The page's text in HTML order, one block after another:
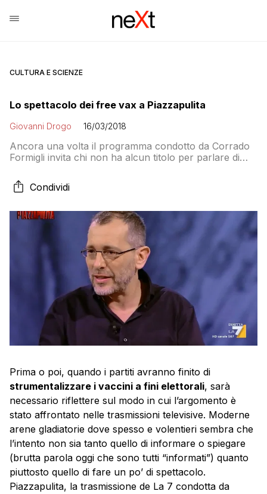
CULTURA E SCIENZE
Lo spettacolo dei free vax a Piazzapulita
Giovanni Drogo 16/03/2018
Ancora una volta il programma condotto da Corrado
Formigli invita chi non ha alcun titolo per parlare di
una mamma informata valga tanto quanto quella di un
epidemiologo come Pier Luigi Lopalco
Condividi
Prima o poi, quando i partiti avranno finito di
strumentalizzare i vaccini a fini elettorali, sarà
necessario riflettere sul modo in cui l’argomento è
stato affrontato nelle trasmissioni televisive. Moderne
arene gladiatorie dove spesso e volentieri sembra che
l’intento non sia tanto quello di informare o spiegare
(brutta parola oggi che sono tutti “informati”) quanto
piuttosto quello di fare un po’ di spettacolo.
Piazzapulita, la trasmissione de La 7 condotta da